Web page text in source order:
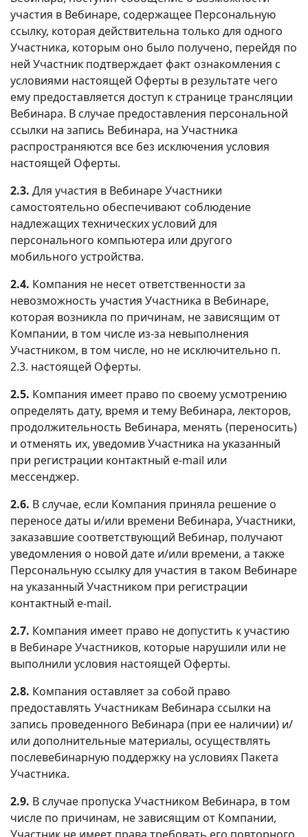
участия в Вебинаре, содержащее Персональную
ссылку, которая действительна только для одного
Участника, которым оно было получено, перейдя по
ней Участник подтверждает факт ознакомления с
условиями настоящей Оферты в результате чего
ему предоставляется доступ к странице трансляции
Вебинара. В случае предоставления персональной
ссылки на запись Вебинара, на Участника
распространяются все без исключения условия
настоящей Оферты.
2.3. Для участия в Вебинаре Участники
самостоятельно обеспечивают соблюдение
надлежащих технических условий для
персонального компьютера или другого
мобильного устройства.
2.4. Компания не несет ответственности за
невозможность участия Участника в Вебинаре,
которая возникла по причинам, не зависящим от
Компании, в том числе из-за невыполнения
Участником, в том числе, но не исключительно п.
2.3. настоящей Оферты.
2.5. Компания имеет право по своему усмотрению
определять дату, время и тему Вебинара, лекторов,
продолжительность Вебинара, менять (переносить)
и отменять их, уведомив Участника на указанный
при регистрации контактный e-mail или
мессенджер.
2.6. В случае, если Компания приняла решение о
переносе даты и/или времени Вебинара, Участники,
заказавшие соответствующий Вебинар, получают
уведомления о новой дате и/или времени, а также
Персональную ссылку для участия в таком Вебинаре
на указанный Участником при регистрации
контактный e-mail.
2.7. Компания имеет право не допустить к участию
в Вебинаре Участников, которые нарушили или не
выполнили условия настоящей Оферты.
2.8. Компания оставляет за собой право
предоставлять Участникам Вебинара ссылки на
запись проведенного Вебинара (при ее наличии) и/
или дополнительные материалы, осуществлять
послевебинарную поддержку на условиях Пакета
Участника.
2.9. В случае пропуска Участником Вебинара, в том
числе по причинам, не зависящим от Компании,